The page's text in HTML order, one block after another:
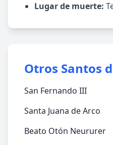
Lugar de muerte:
Otros Santos
San Fernando III
Santa Juana de Arco
Beato Otón Neururer